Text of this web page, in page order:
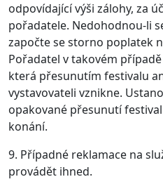
odpovídající výši zálohy, za
pořadatele. Nedohodnou-li
započte se storno poplatek
Pořadatel v takovém
která přesunutím festivalu
vystavovateli vznikne.
opakované přesunutí
konání.
9. Případné reklamace na
provádět ihned.